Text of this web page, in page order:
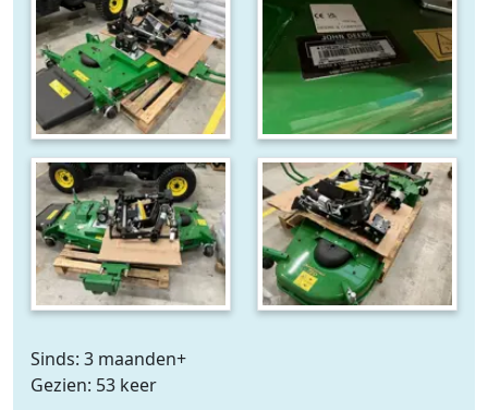
Sinds: 3 maanden+
Gezien: 53 keer